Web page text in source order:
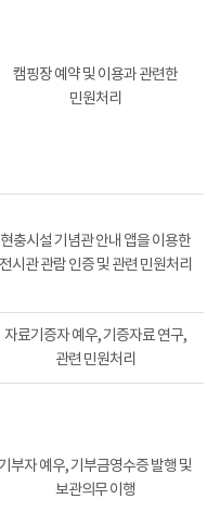
캠핑장 예약 및 이용과 관련한
민원처리
현충시설 기념관 안내 앱을 이용한
전시관 관람 인증 및 관련 민원처리
자료기증자 예우, 기증자료 연구,
관련 민원처리
부자 예우, 기부금영수증 발행 및
보관의무 이행